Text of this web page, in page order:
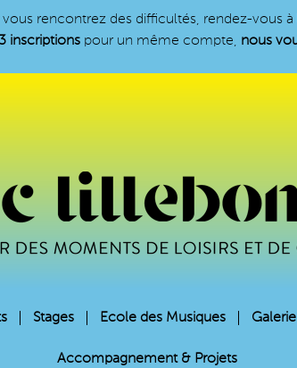
vous rencontrez des difficultés, rendez-vous
inscriptionspour un même compte, nous
Stages Ecole des Musiques
Accompagnement & Projets